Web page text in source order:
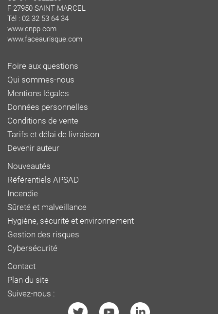
F 27950 SAINT MARCEL
Tél : 02 32 53 64 34
www.cnpp.com
www.faceaurisque.com
Foire aux questions
Qui sommes-nous
Mentions légales
Données personnelles
Conditions de vente
Tarifs et délai de livraison
Devenir auteur
Nouveautés
Référentiels APSAD
Incendie
Sûreté et malveillance
Hygiène, sécurité et environnement
Gestion des risques
Cybersécurité
Contact
Plan du site
Suivez-nous :